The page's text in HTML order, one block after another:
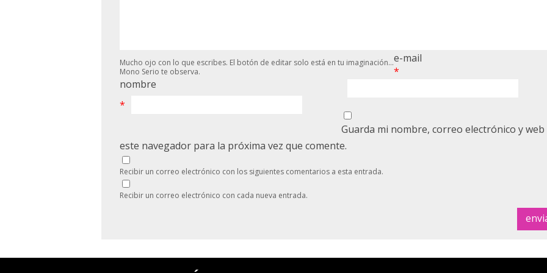
Mucho ojo con lo que escribes. El botón de editar solo está en tu imaginación...
Mono Serio te observa.
nombre
*
e-mail
*
Guarda mi nombre, correo electrónico y web
este navegador para la próxima vez que comente.
Recibir un correo electrónico con los siguientes comentarios a esta entrada.
Recibir un correo electrónico con cada nueva entrada.